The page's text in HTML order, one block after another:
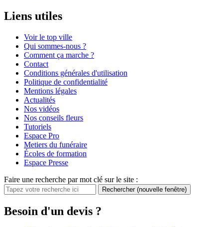
Liens utiles
Voir le top ville
Qui sommes-nous ?
Comment ça marche ?
Contact
Conditions générales d'utilisation
Politique de confidentialité
Mentions légales
Actualités
Nos vidéos
Nos conseils fleurs
Tutoriels
Espace Pro
Metiers du funéraire
Écoles de formation
Espace Presse
Faire une recherche par mot clé sur le site :
Rechercher (nouvelle fenêtre)
Besoin d'un devis ?